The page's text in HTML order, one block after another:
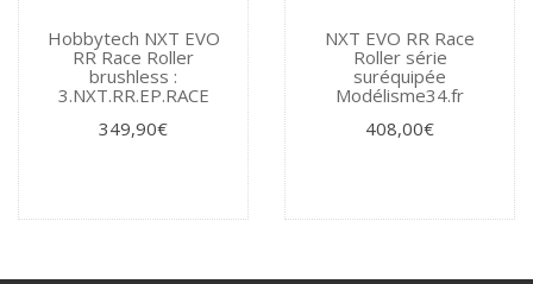
Hobbytech NXT EVO
RR Race Roller
brushless :
3.NXT.RR.EP.RACE
349,90€
NXT EVO RR Race
Roller série
suréquipée
Modélisme34.fr
408,00€